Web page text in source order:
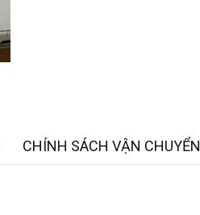
CHÍNH SÁCH VẬN CHUYỂN